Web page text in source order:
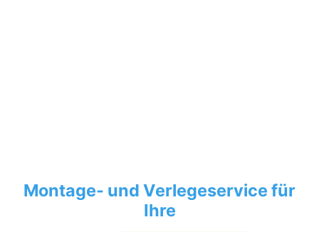
Montage- und Verlegeservice für
Ihre